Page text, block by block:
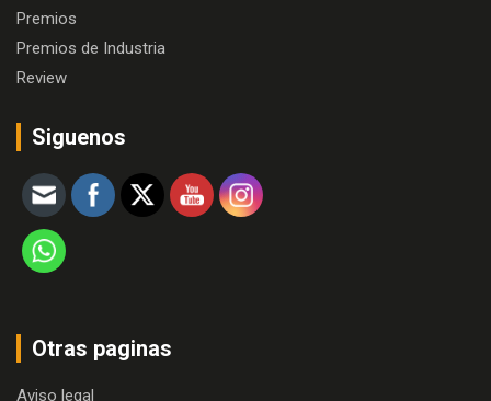
Premios
Premios de Industria
Review
Siguenos
Otras paginas
Aviso legal